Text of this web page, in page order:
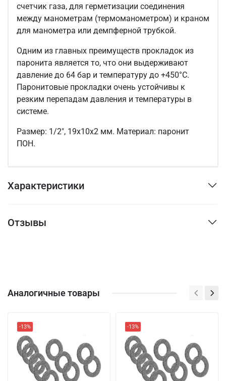
счетчик газа, для герметизации соединения
между манометрам (термоманометром) и краном
для манометра или демпферной трубкой.
Одним из главных преимуществ прокладок из
паронита является то, что они выдерживают
давление до 64 бар и температуру до +450°С.
Паронитовые прокладки очень устойчивы к
резким перепадам давления и температуры в
системе.
Размер: 1/2", 19х10х2 мм. Материал: паронит
ПОН.
Характеристики
Отзывы
Аналогичные товары
-13% -13%